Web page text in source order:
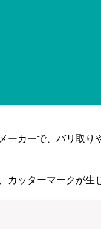
ーカーで、バリ取り
ッターマークが生